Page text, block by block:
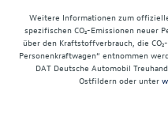
Weitere Informationen zum
spezifischen CO₂-Emissionen neuer
über den Kraftstoffverbrauch, die
Personenkraftwagen“ entnommen
DAT Deutsche Automobil
Ostfildern oder unter